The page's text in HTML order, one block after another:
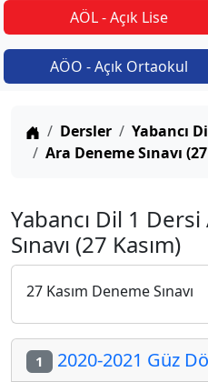
AÖL - Açık Lise
AÖO - Açık Ortaokul
Anasayfa
Dersler
Yabancı
Ara Deneme Sınavı
Yabancı Dil 1
Sınavı (27 Kasım)
27 Kasım Deneme Sınavı
1 2020-2021 Güz